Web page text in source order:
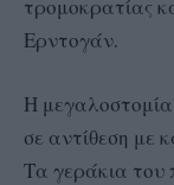
τρομοκρατίας
Ερντογάν.
Η
σε αντίθεση με
Τα γεράκια του